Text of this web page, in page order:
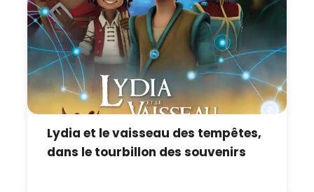
Lydia et le vaisseau des tempêtes,
dans le tourbillon des souvenirs